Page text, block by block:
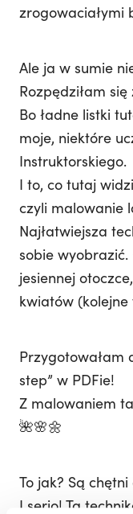
zrogowaciałymi
Ale ja w sumie
Rozpędziłam
Bo ładne listki
moje, niektóre
Instruktorskiego.
I to, co tutaj
czyli malowanie
Najłatwiejsza
sobie
jesiennej
kwiatów (kolejne
Przygotowałam
step” w PDFie!
Z malowaniem
🌺🌸🌼
To jak? Są
I serio! Ta